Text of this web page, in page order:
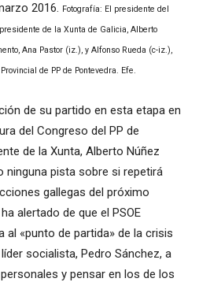
2016. Fotografía: El presidente del
de la Xunta de Galicia, Alberto
Ana Pastor (iz.), y Alfonso Rueda (c-iz.),
de PP de Pontevedra. Efe.
de su partido en esta etapa en
del Congreso del PP de
de la Xunta, Alberto Núñez
ninguna pista sobre si repetirá
gallegas del próximo
alertado de que el PSOE
al «punto de partida» de la crisis
socialista, Pedro Sánchez, a
y pensar en los de los